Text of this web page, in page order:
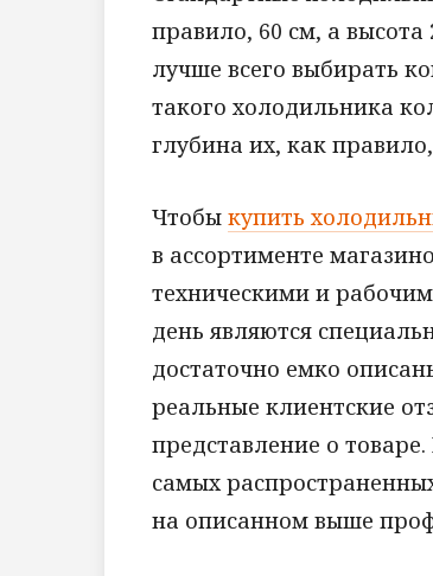
правило, 60 см, а высота
лучше всего выбирать
такого холодильника
глубина их, как
Чтобы купить
в ассортименте
техническими и
день являются
достаточно емко
реальные клиентские
представление о
самых
на описанном выше